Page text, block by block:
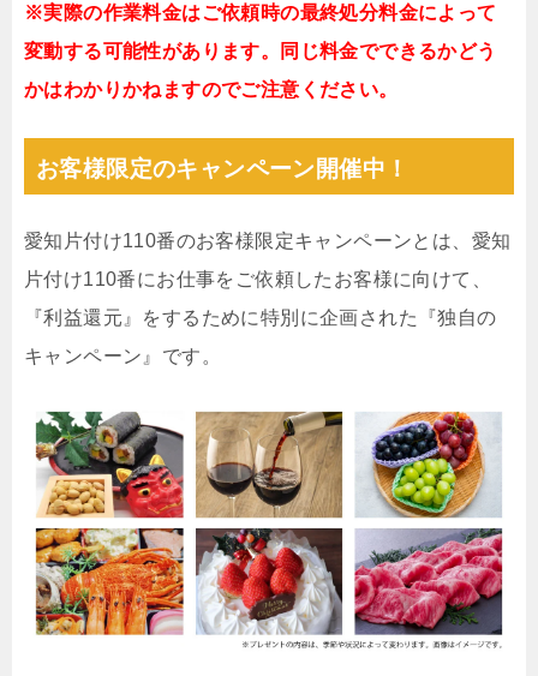
※実際の作業料金はご依頼時の最終処分料金によって
変動する可能性があります。同じ料金でできるかどう
かはわかりかねますのでご注意ください。
お客様限定のキャンペーン開催中！
愛知片付け110番のお客様限定キャンペーンとは、愛知
片付け110番にお仕事をご依頼したお客様に向けて、
『利益還元』をするために特別に企画された『独自の
キャンペーン』です。